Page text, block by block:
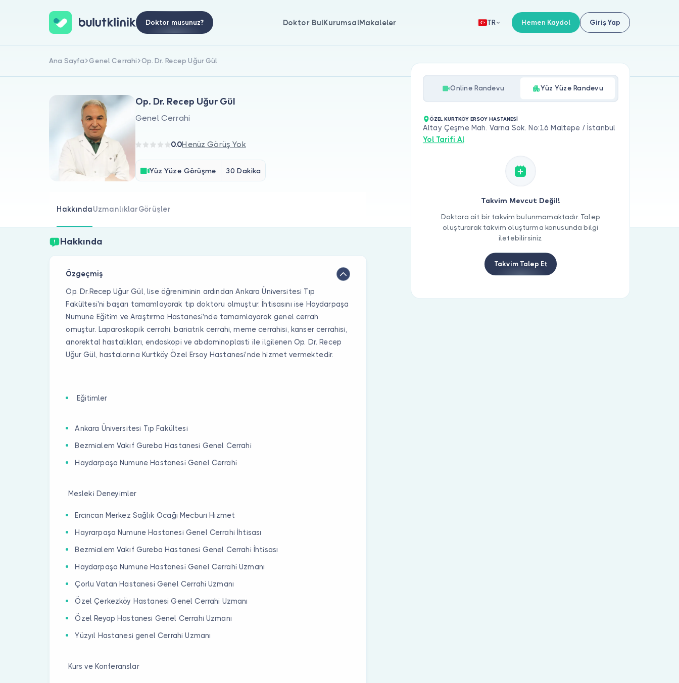
Doktor musunuz? Doktor BulKurumsalMakaleler TR Hemen Kaydol Giriş Yap
Ana Sayfa Genel Cerrahi Op. Dr. Recep Uğur Gül
Op. Dr. Recep Uğur Gül
Genel Cerrahi
0.0Henüz Görüş Yok
Yüz Yüze Görüşme 30 Dakika
HakkındaUzmanlıklarGörüşler
Hakkında
Özgeçmiş
Op. Dr.Recep Uğur Gül, lise öğreniminin ardından Ankara Üniversitesi Tıp
Fakültesi'ni başarı tamamlayarak tıp doktoru olmuştur. İhtisasını ise Haydarpaşa
Numune Eğitim ve Araştırma Hastanesi'nde tamamlayarak genel cerrah
omuştur. Laparoskopik cerrahi, bariatrik cerrahi, meme cerrahisi, kanser cerrahisi,
anorektal hastalıkları, endoskopi ve abdominoplasti ile ilgilenen Op. Dr. Recep
Uğur Gül, hastalarına Kurtköy Özel Ersoy Hastanesi'nde hizmet vermektedir.
Eğitimler
Ankara Üniversitesi Tıp Fakültesi
Bezmialem Vakıf Gureba Hastanesi Genel Cerrahi
Haydarpaşa Numune Hastanesi Genel Cerrahi
Mesleki Deneyimler
Ercincan Merkez Sağlık Ocağı Mecburi Hizmet
Hayrarpaşa Numune Hastanesi Genel Cerrahi İhtisası
Bezmialem Vakıf Gureba Hastanesi Genel Cerrahi İhtisası
Haydarpaşa Numune Hastanesi Genel Cerrahi Uzmanı
Çorlu Vatan Hastanesi Genel Cerrahi Uzmanı
Özel Çerkezköy Hastanesi Genel Cerrahi Uzmanı
Özel Reyap Hastanesi Genel Cerrahi Uzmanı
Yüzyıl Hastanesi genel Cerrahi Uzmanı
Kurs ve Konferanslar
Online Randevu Yüz Yüze Randevu
ÖZEL KURTKÖY ERSOY HASTANESİ
Altay Çeşme Mah. Varna Sok. No:16 Maltepe / İstanbul
Yol Tarifi Al
Takvim Mevcut Değil!
Doktora ait bir takvim bulunmamaktadır. Talep
oluşturarak takvim oluşturma konusunda bilgi
iletebilirsiniz.
Takvim Talep Et